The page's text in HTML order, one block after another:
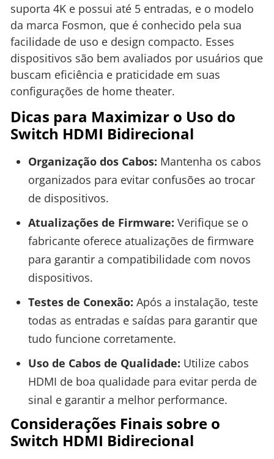
suporta 4K e possui até 5 entradas, e o modelo
da marca Fosmon, que é conhecido pela sua
facilidade de uso e design compacto. Esses
dispositivos são bem avaliados por usuários que
buscam eficiência e praticidade em suas
configurações de home theater.
Dicas para Maximizar o Uso do
Switch HDMI Bidirecional
Organização dos Cabos: Mantenha os cabos
organizados para evitar confusões ao trocar
de dispositivos.
Atualizações de Firmware: Verifique se o
fabricante oferece atualizações de firmware
para garantir a compatibilidade com novos
dispositivos.
Testes de Conexão: Após a instalação, teste
todas as entradas e saídas para garantir que
tudo funcione corretamente.
Uso de Cabos de Qualidade: Utilize cabos
HDMI de boa qualidade para evitar perda de
sinal e garantir a melhor performance.
Considerações Finais sobre o
Switch HDMI Bidirecional